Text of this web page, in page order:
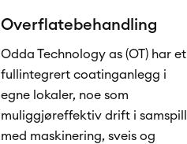
Overflatebehandling
Odda Technology as (OT) har et
fullintegrert coatinganlegg i
egne lokaler, noe som
muliggjøreffektiv drift i samspill
med maskinering, sveis og